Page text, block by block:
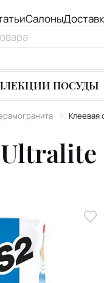
Салоны
ПОСУДЫ
Клеевая